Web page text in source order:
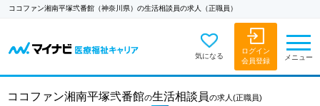
ココファン湘南平塚弐番館（神奈川県）の生活相談員の求人（正職員）
気になる
ログイン
会員登録
メニュー
ココファン湘南平塚弐番館の生活相談員の求人 (正職員)